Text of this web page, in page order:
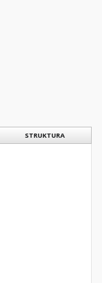
STRUKTURA